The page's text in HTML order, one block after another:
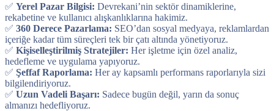
✅ Yerel Pazar Bilgisi: Devrekani’nin sektör dinamiklerine,
rekabetine ve kullanıcı alışkanlıklarına hakimiz.
✅ 360 Derece Pazarlama: SEO’dan sosyal medyaya, reklamlardan
içeriğe kadar tüm süreçleri tek bir çatı altında yönetiyoruz.
✅ Kişiselleştirilmiş Stratejiler: Her işletme için özel analiz,
hedefleme ve uygulama yapıyoruz.
✅ Şeffaf Raporlama: Her ay kapsamlı performans raporlarıyla sizi
bilgilendiriyoruz.
✅ Uzun Vadeli Başarı: Sadece bugün değil, yarın da sonuç
almanızı hedefliyoruz.